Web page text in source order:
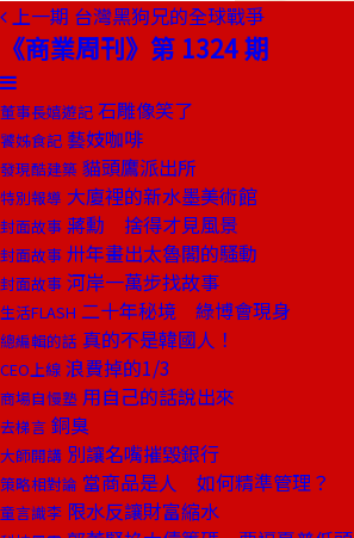
上一期 台灣黑狗兄的全球戰爭
《商業周刊》第 1324 期
董事長嬉遊記 石雕像笑了
饕姊食記 藝妓咖啡
發現酷建築 貓頭鷹派出所
特別報導 大廈裡的新水墨美術館
封面故事 蔣勳 捨得才見風景
封面故事 卅年畫出太魯閣的騷動
封面故事 河岸一萬步找故事
生活FLASH 二十年秘境 綠博會現身
總編輯的話 真的不是韓國人！
CEO上線 浪費掉的1/3
商場自慢塾 用自己的話說出來
去梯言 銅臭
大師開講 別讓名嘴摧毀銀行
策略相對論 當商品是人 如何精準管理？
童言識李 限水反讓財富縮水